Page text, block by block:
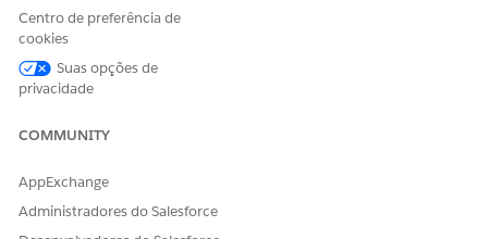
da Central de segurança, todos os dados de métricas
históricas serão transferidos.
Ferramenta de revisão de integridade de segurança
Centro de preferência de
cookies
Suas opções de
privacidade
COMMUNITY
AppExchange
Administradores do Salesforce